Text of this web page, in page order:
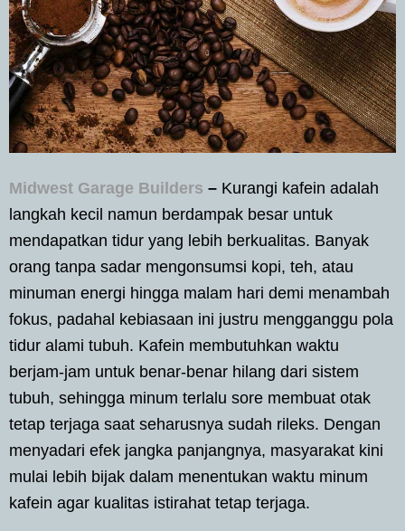
Midwest Garage Builders – Kurangi kafein adalah
langkah kecil namun berdampak besar untuk
mendapatkan tidur yang lebih berkualitas. Banyak
orang tanpa sadar mengonsumsi kopi, teh, atau
minuman energi hingga malam hari demi menambah
fokus, padahal kebiasaan ini justru mengganggu pola
tidur alami tubuh. Kafein membutuhkan waktu
berjam-jam untuk benar-benar hilang dari sistem
tubuh, sehingga minum terlalu sore membuat otak
tetap terjaga saat seharusnya sudah rileks. Dengan
menyadari efek jangka panjangnya, masyarakat kini
mulai lebih bijak dalam menentukan waktu minum
kafein agar kualitas istirahat tetap terjaga.